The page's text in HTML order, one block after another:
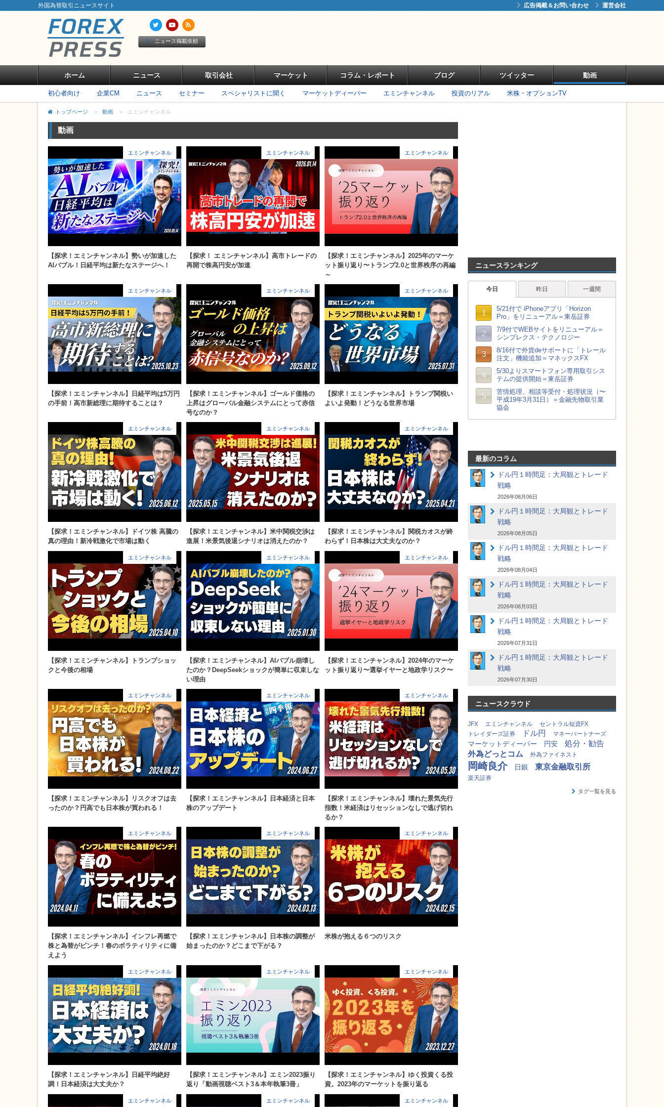
外国為替取引ニュースサイト 広告掲載＆お問い合わせ 運営会社
ニュース掲載依頼
ホーム ニュース 取引会社 マーケット コラム・レポート ブログ ツイッター 動画
初心者向け 企業CM ニュース セミナー スペシャリストに聞く マーケットディーパー エミンチャンネル 投資のリアル 米株・オプションTV
トップページ > 動画 > エミンチャンネル
動画
エミンチャンネル
【探求！エミンチャンネル】勢いが加速した
AIバブル！日経平均は新たなステージへ！
エミンチャンネル
【探求！ エミンチャンネル】高市トレードの
再開で株高円安が加速
エミンチャンネル
【探求！エミンチャンネル】2025年のマーケ
ット振り返り〜トランプ2.0と世界秩序の再編
～
エミンチャンネル
【探求！エミンチャンネル】日経平均は5万円
の手前！高市新総理に期待することは？
エミンチャンネル
【探求！エミンチャンネル】ゴールド価格の
上昇はグローバル金融システムにとって赤信
号なのか？
エミンチャンネル
【探求！エミンチャンネル】トランプ関税い
よいよ発動！どうなる世界市場
エミンチャンネル
【探求！エミンチャンネル】ドイツ株 高騰の
真の理由！新冷戦激化で市場は動く
エミンチャンネル
【探求！エミンチャンネル】米中関税交渉は
進展！米景気後退シナリオは消えたのか？
エミンチャンネル
【探求！エミンチャンネル】関税カオスが終
わらず！日本株は大丈夫なのか？
エミンチャンネル
【探求！エミンチャンネル】トランプショッ
クと今後の相場
エミンチャンネル
【探求！エミンチャンネル】AIバブル崩壊し
たのか？DeepSeekショックが簡単に収束しな
い理由
エミンチャンネル
【探求！エミンチャンネル】2024年のマーケ
ット振り返り〜選挙イヤーと地政学リスク〜
エミンチャンネル
【探求！エミンチャンネル】リスクオフは去
ったのか？円高でも日本株が買われる！
エミンチャンネル
【探求！エミンチャンネル】日本経済と日本
株のアップデート
エミンチャンネル
【探求！エミンチャンネル】壊れた景気先行
指数！米経済はリセッションなしで逃げ切れ
るか？
エミンチャンネル
【探求！エミンチャンネル】インフレ再燃で
株と為替がピンチ！春のボラティリティに備
えよう
エミンチャンネル
【探求！エミンチャンネル】日本株の調整が
始まったのか？どこまで下がる？
エミンチャンネル
米株が抱える６つのリスク
エミンチャンネル
【探求！エミンチャンネル】日経平均絶好
調！日本経済は大丈夫か？
エミンチャンネル
【探求！エミンチャンネル】エミン2023振り
返り「動画視聴ベスト3＆本年執筆3冊」
エミンチャンネル
【探求！エミンチャンネル】ゆく投資くる投
資。2023年のマーケットを振り返る
エミンチャンネル エミンチャンネル エミンチャンネル
ニュースランキング
最新のコラム
ドル円１時間足：大局観とトレード
戦略
2026年08月06日
ドル円１時間足：大局観とトレード
戦略
2026年08月05日
ドル円１時間足：大局観とトレード
戦略
2026年08月04日
ドル円１時間足：大局観とトレード
戦略
2026年08月03日
ドル円１時間足：大局観とトレード
戦略
2026年07月31日
ドル円１時間足：大局観とトレード
戦略
2026年07月30日
ニュースクラウド
JFX エミンチャンネル
セントラル短資FX
トレイダーズ証券
ドル円 マネーパートナーズ
マーケットディーパー 円安
処分・勧告
外為どっとコム
外為ファイネスト
岡崎良介 日銀 東京金融取引所
楽天証券
タグ一覧を見る